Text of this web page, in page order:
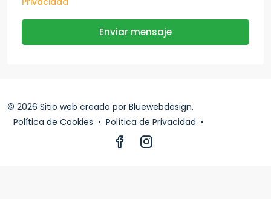
Enviar mensaje
© 2026 Sitio web creado por Bluewebdesign.
Política de Cookies • Política de Privacidad •